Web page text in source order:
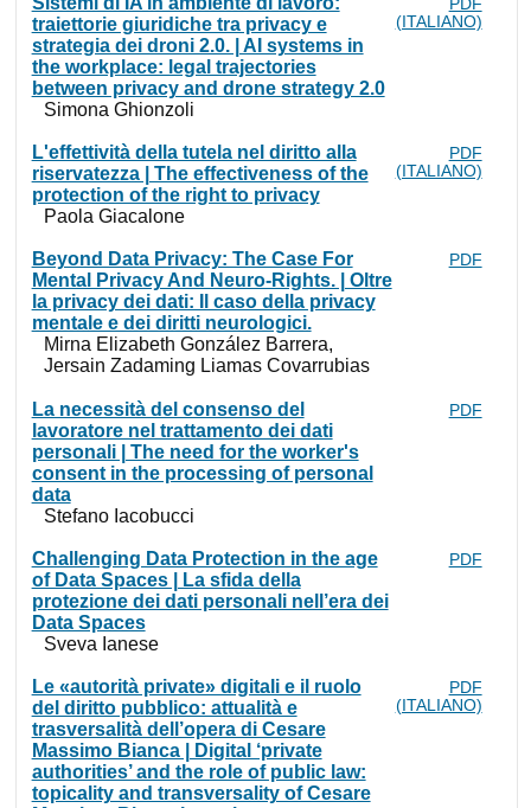
traiettorie giuridiche tra privacy e
strategia dei droni 2.0. | AI systems in
the workplace: legal trajectories
between privacy and drone strategy 2.0
Simona Ghionzoli
PDF
(ITALIANO)
L'effettività della tutela nel diritto alla
riservatezza | The effectiveness of the
protection of the right to privacy
Paola Giacalone
PDF
(ITALIANO)
Beyond Data Privacy: The Case For
Mental Privacy And Neuro-Rights. | Oltre
la privacy dei dati: Il caso della privacy
mentale e dei diritti neurologici.
Mirna Elizabeth González Barrera,
Jersain Zadaming Liamas Covarrubias
PDF
La necessità del consenso del
lavoratore nel trattamento dei dati
personali | The need for the worker's
consent in the processing of personal
data
Stefano Iacobucci
PDF
Challenging Data Protection in the age
of Data Spaces | La sfida della
protezione dei dati personali nell’era dei
Data Spaces
Sveva Ianese
PDF
Le «autorità private» digitali e il ruolo
del diritto pubblico: attualità e
trasversalità dell’opera di Cesare
Massimo Bianca | Digital ‘private
authorities’ and the role of public law:
topicality and transversality of Cesare
PDF
(ITALIANO)